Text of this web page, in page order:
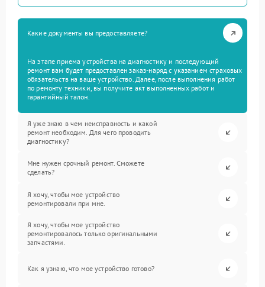
Какие документы вы предоставляете?
На этапе приема устройства на диагностику и последующий
ремонт вам будет предоставлен заказ-наряд с указанием страховых
обязательств на ваше устройство. Далее, после выполнения работ
по ремонту техники, вы получите акт выполненных работ и
гарантийный талон.
Я уже знаю в чем неисправность и какой
ремонт необходим. Для чего проводить
диагностику?
Мне нужен срочный ремонт. Сможете
сделать?
Я хочу, чтобы мое устройство
ремонтировали при мне.
Я хочу, чтобы мое устройство
ремонтировалось только оригинальными
запчастями.
Как я узнаю, что мое устройство готово?